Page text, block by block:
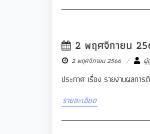
2 พฤศจิกายน
2 พฤศจิกายน 2566 ผู้
ประกาศ เรื่อง รายงานผลก
รายละเอียด